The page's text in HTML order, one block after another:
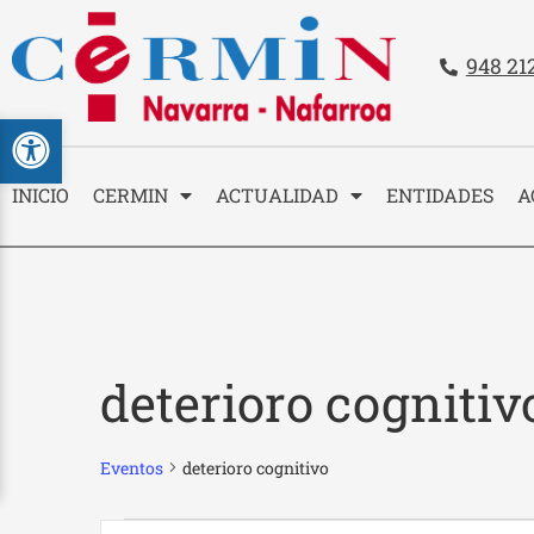
Abrir barra de herramientas
948
INICIO CERMIN ACTUALIDAD ENTIDADES
deterioro
Eventos deterioro cognitivo